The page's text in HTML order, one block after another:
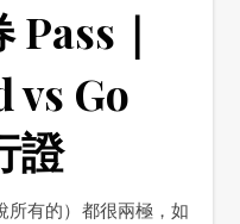
｜
vs Go
證
所有的）都很兩極，如